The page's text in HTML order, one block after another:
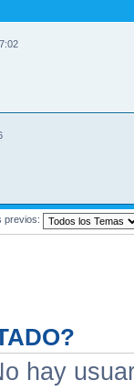
previos:
hay